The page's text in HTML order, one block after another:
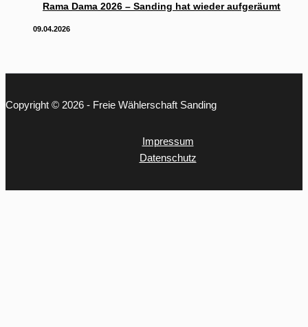
Rama Dama 2026 – Sanding hat wieder aufgeräumt
09.04.2026
Copyright © 2026 - Freie Wählerschaft Sanding
Impressum
Datenschutz